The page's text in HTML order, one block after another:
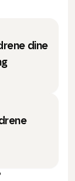
dine